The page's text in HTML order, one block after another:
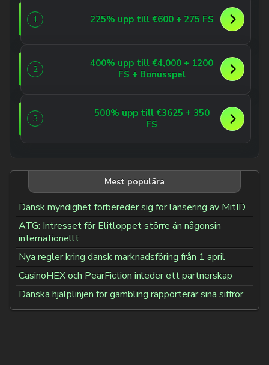
1 225% upp till €600 + 275 FS
2
400% upp till €4,000 + 1200
FS + Bonusspel
3
500% upp till €3625 + 350
FS
Mest populära
Dansk myndighet förbereder sig för lansering av MitID
ATG: Intresset för Elitloppet större än någonsin
internationellt
Nya regler kring dansk marknadsföring från 1 april
CasinoHEX och PearFiction inleder ett partnerskap
Danska hjälplinjen för gambling rapporterar sina siffror